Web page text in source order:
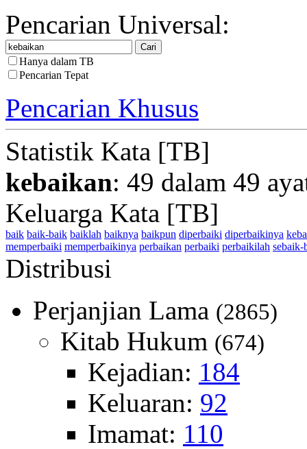
Pencarian Universal:
Hanya dalam TB
Pencarian Tepat
Pencarian Khusus
Statistik Kata [TB]
kebaikan: 49 dalam 49
Keluarga Kata [TB]
baik baik-baik baiklah baiknya baikpun diperbaiki diperbaikinya
memperbaiki memperbaikinya perbaikan perbaiki perbaikilah sebaik-
Distribusi
Perjanjian Lama (2865)
Kitab Hukum (674)
Kejadian: 184
Keluaran: 92
Imamat: 110